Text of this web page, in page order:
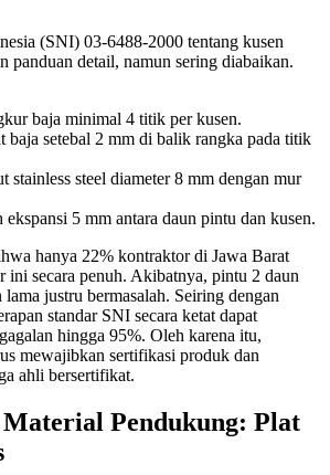
(SNI) 03-6488-2000 tentang kusen
panduan detail, namun sering diabaikan.
baja minimal 4 titik per kusen.
baja setebal 2 mm di balik rangka pada titik
stainless steel diameter 8 mm dengan mur
ekspansi 5 mm antara daun pintu dan kusen.
hanya 22% kontraktor di Jawa Barat
ini secara penuh. Akibatnya, pintu 2 daun
lama justru bermasalah. Seiring dengan
standar SNI secara ketat dapat
hingga 95%. Oleh karena itu,
mewajibkan sertifikasi produk dan
ahli bersertifikat.
Material Pendukung: Plat